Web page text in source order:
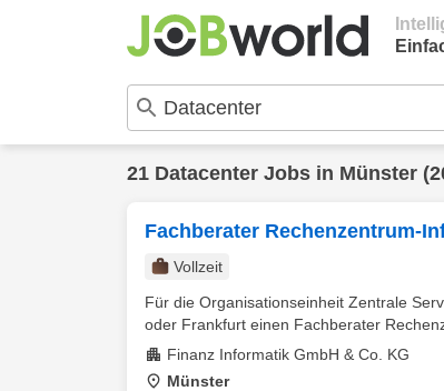
21 Datacenter Jobs in Münster
Fachberater Rechenzentrum-
Vollzeit
Für die Organisationseinheit Zentrale
oder Frankfurt einen Fachberater
Finanz Informatik GmbH & Co. KG
Münster